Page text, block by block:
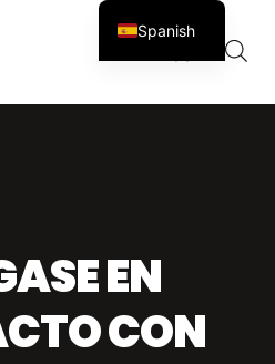
Carro
0
EN
CON
Spanish